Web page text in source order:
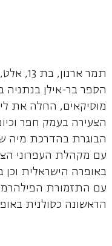
תמר
הספר בר-אילן
מוסיקאים, החלה את
הצעירה בעמק חפר
הבוגרת בהדרכת מיה
עם מקהלת העפרוני
באופרה הישראלית וכן
עם התזמורת
הראשונה כסולנית